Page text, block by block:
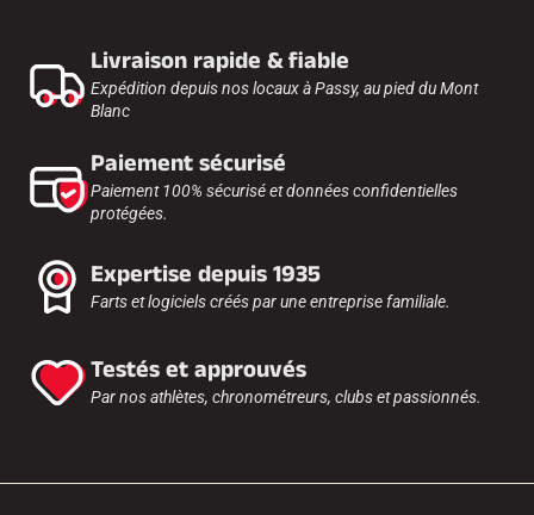
Livraison rapide & fiable
Expédition depuis nos locaux à Passy, au pied du Mont
Blanc
Paiement sécurisé
Paiement 100% sécurisé et données confidentielles
protégées.
Expertise depuis 1935
Farts et logiciels créés par une entreprise familiale.
Testés et approuvés
Par nos athlètes, chronométreurs, clubs et passionnés.